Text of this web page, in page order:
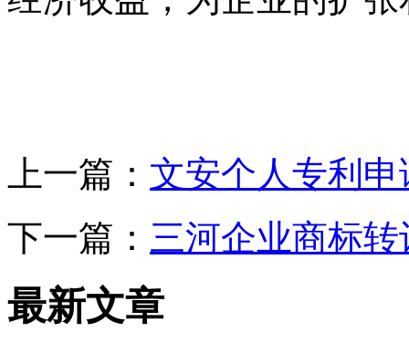
上一篇： 文安个人专利
下一篇： 三河企业商标
最新文章